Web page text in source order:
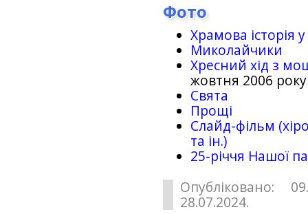
Фото
Храмова історія
Миколайчики
Хресний хід з
жовтня 2006 року
Свята
Прощі
Слайд-фільм
та ін.)
25-рiччя Нашої
Опубліковано:
28.07.2024.